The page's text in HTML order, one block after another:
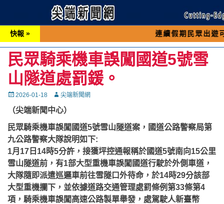
快報 » 連續假期民眾出遊可先撥打交
民眾騎乘機車誤闖國道5號雪
山隧道處罰鍰。
Posted
2026-01-18 Autor尖端新聞網
（尖端新聞中心）
民眾騎乘機車誤闖國道5號雪山隧道案，國道公路警察局第
九公路警察大隊說明如下:
1月17日14時5分許，接獲坪控通報稱於國道5號南向15公里
雪山隧道前，有1部大型重機車誤闖國道行駛於外側車道，
大隊隨即派遣巡邏車前往雪隧口外待命，於14時29分該部
大型重機攔下，並依據道路交通管理處罰條例第33條第4
項，騎乘機車誤闖高速公路製單舉發，處駕駛人新臺幣